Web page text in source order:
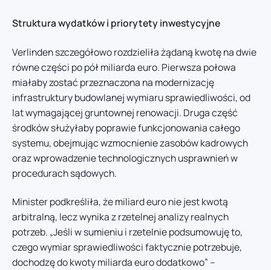
Struktura wydatków i priorytety inwestycyjne
Verlinden szczegółowo rozdzieliła żądaną kwotę na dwie
równe części po pół miliarda euro. Pierwsza połowa
miałaby zostać przeznaczona na modernizację
infrastruktury budowlanej wymiaru sprawiedliwości, od
lat wymagającej gruntownej renowacji. Druga część
środków służyłaby poprawie funkcjonowania całego
systemu, obejmując wzmocnienie zasobów kadrowych
oraz wprowadzenie technologicznych usprawnień w
procedurach sądowych.
Minister podkreśliła, że miliard euro nie jest kwotą
arbitralną, lecz wynika z rzetelnej analizy realnych
potrzeb. „Jeśli w sumieniu i rzetelnie podsumowuję to,
czego wymiar sprawiedliwości faktycznie potrzebuje,
dochodzę do kwoty miliarda euro dodatkowo” –